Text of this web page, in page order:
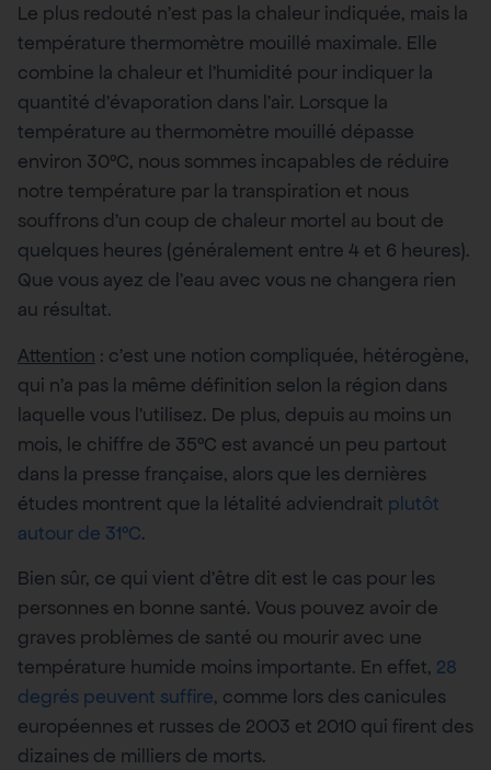
Le plus redouté n’est pas la chaleur indiquée, mais la
température thermomètre mouillé maximale. Elle
combine la chaleur et l’humidité pour indiquer la
quantité d’évaporation dans l’air. Lorsque la
température au thermomètre mouillé dépasse
environ 30°C, nous sommes incapables de réduire
notre température par la transpiration et nous
souffrons d’un coup de chaleur mortel au bout de
quelques heures (généralement entre 4 et 6 heures).
Que vous ayez de l’eau avec vous ne changera rien
au résultat.
Attention : c’est une notion compliquée, hétérogène,
qui n’a pas la même définition selon la région dans
laquelle vous l’utilisez. De plus, depuis au moins un
mois, le chiffre de 35°C est avancé un peu partout
dans la presse française, alors que les dernières
études montrent que la létalité adviendrait plutôt
autour de 31°C.
Bien sûr, ce qui vient d’être dit est le cas pour les
personnes en bonne santé. Vous pouvez avoir de
graves problèmes de santé ou mourir avec une
température humide moins importante. En effet, 28
degrés peuvent suffire, comme lors des canicules
européennes et russes de 2003 et 2010 qui firent des
dizaines de milliers de morts.